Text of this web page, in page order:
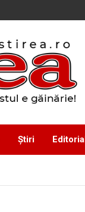
Știri Editorial